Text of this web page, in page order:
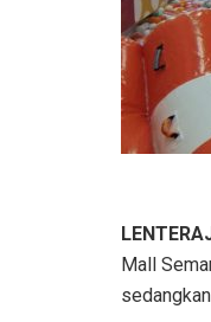
Mall